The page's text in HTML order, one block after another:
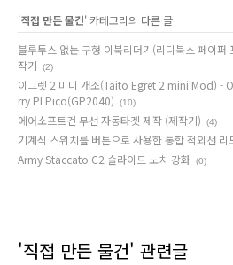
'직접 만든 물건' 카테고리의 다른 글
블루투스 없는 구형 이북리더기(리디북스 페이퍼
작기
(2)
이그렛 2 미니 개조(Taito Egret 2 mini Mod) -
rry PI Pico(GP2040)
(10)
에어소프트건 무선 자동타겟 제작 (제작기) (4)
기계식 스위치를 버튼으로 사용한 통합 적외선 리
Army Staccato C2 슬라이드 노치 강화 (0)
'직접 만든 물건' 관련글